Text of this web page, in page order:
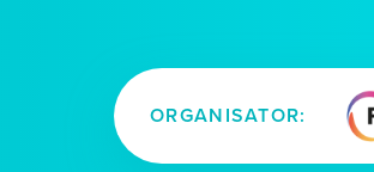
ORGANISATOR: